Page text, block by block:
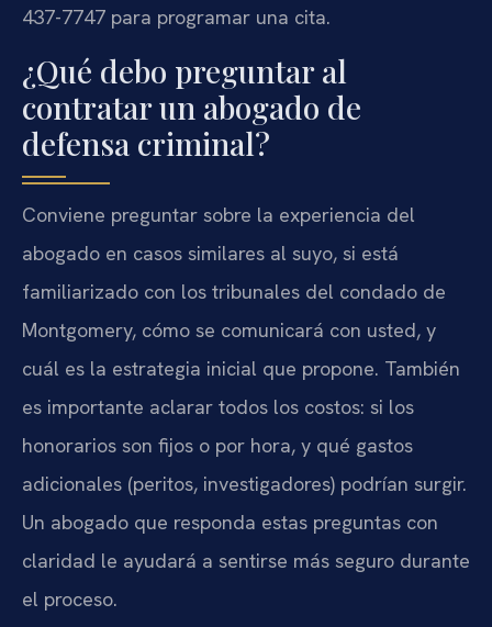
437-7747 para programar una cita.
¿Qué debo preguntar al
contratar un abogado de
defensa criminal?
Conviene preguntar sobre la experiencia del
abogado en casos similares al suyo, si está
familiarizado con los tribunales del condado de
Montgomery, cómo se comunicará con usted, y
cuál es la estrategia inicial que propone. También
es importante aclarar todos los costos: si los
honorarios son fijos o por hora, y qué gastos
adicionales (peritos, investigadores) podrían surgir.
Un abogado que responda estas preguntas con
claridad le ayudará a sentirse más seguro durante
el proceso.